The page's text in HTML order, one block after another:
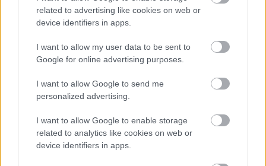
related to advertising like cookies on web or
device identifiers in apps.
I want to allow my user data to be sent to
Google for online advertising purposes.
I want to allow Google to send me
personalized advertising.
I want to allow Google to enable storage
related to analytics like cookies on web or
device identifiers in apps.
A német csapat sokakat meglepett a W14-es
bemutatóján, mivel a csalódást keltő tavalyi évet
követően nem változtattak azon koncepción,
miszerint teljesen leszedték az oldaldobozt az
autóról. Shovlin arról is beszélt, maradnak-e ennél: